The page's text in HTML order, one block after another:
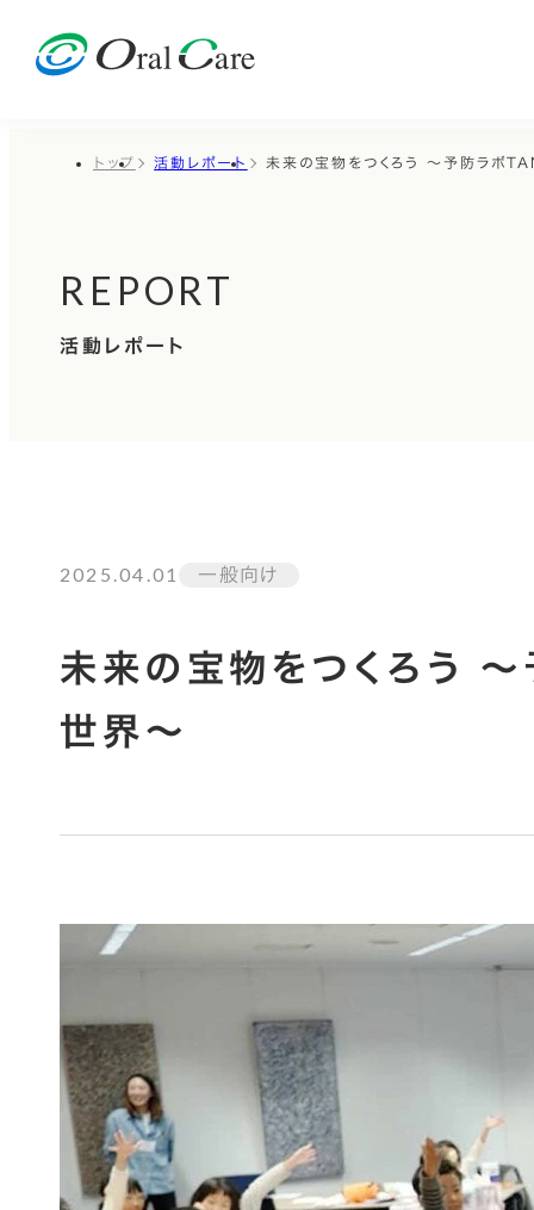
トップ 活動レポート 未来の宝物をつくろう ～予防ラボ
REPORT
活動レポート
2025.04.01 一般向け
未来の宝物をつくろう
世界～